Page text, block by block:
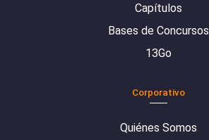
Capítulos
Bases de Concursos
13Go
Corporativo
Quiénes Somos